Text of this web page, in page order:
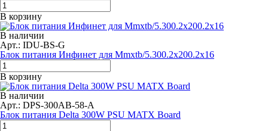
В корзину
В наличии
Арт.: IDU-BS-G
Блок питания Инфинет для Mmxtb/5.300.2x200.2x16
В корзину
В наличии
Арт.: DPS-300AB-58-A
Блок питания Delta 300W PSU MATX Board